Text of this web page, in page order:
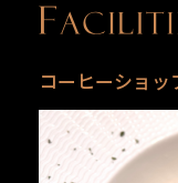
コー​​ヒーショッ